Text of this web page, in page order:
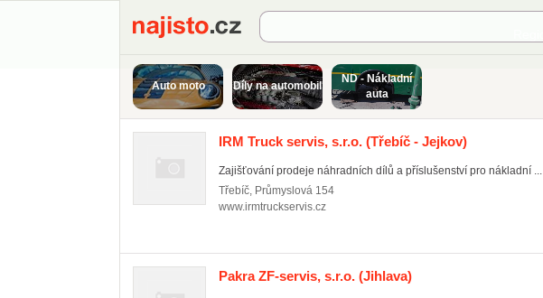
Najisto.cz
Auto moto Díly na automobil
ND - Nákladní
auta
IRM Truck servis, s.r.o. (Třebíč - Jejkov)
Zajišťování prodeje náhradních dílů a příslušenství pro nákladní ...
Třebíč, Průmyslová 154
www.irmtruckservis.cz
Pakra ZF-servis, s.r.o. (Jihlava)